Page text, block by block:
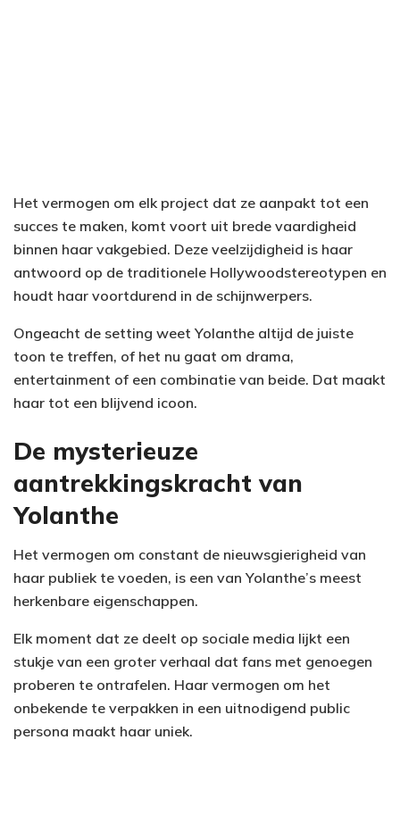
Het vermogen om elk project dat ze aanpakt tot een
succes te maken, komt voort uit brede vaardigheid
binnen haar vakgebied. Deze veelzijdigheid is haar
antwoord op de traditionele Hollywoodstereotypen en
houdt haar voortdurend in de schijnwerpers.
Ongeacht de setting weet Yolanthe altijd de juiste
toon te treffen, of het nu gaat om drama,
entertainment of een combinatie van beide. Dat maakt
haar tot een blijvend icoon.
De mysterieuze
aantrekkingskracht van
Yolanthe
Het vermogen om constant de nieuwsgierigheid van
haar publiek te voeden, is een van Yolanthe’s meest
herkenbare eigenschappen.
Elk moment dat ze deelt op sociale media lijkt een
stukje van een groter verhaal dat fans met genoegen
proberen te ontrafelen. Haar vermogen om het
onbekende te verpakken in een uitnodigend public
persona maakt haar uniek.